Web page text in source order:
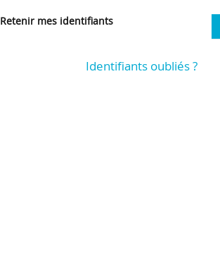
Retenir mes identifiants
Identifiants oubliés ?